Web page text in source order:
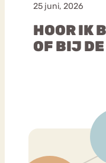
25 juni, 2026
HOOR IK
OF BIJ